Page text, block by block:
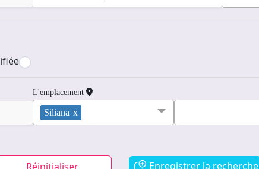
L'emplacement
Siliana x
Enregistrer la recherche